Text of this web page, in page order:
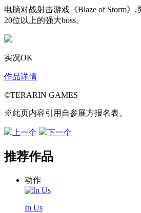
电脑对战射击游戏《Blaze of Storm》
20位以上的强大boss。
实况OK
作品详情
©TERARIN GAMES
※此页内容引用自参展方报名表。
上一个 下一个
推荐作品
动作
In Us